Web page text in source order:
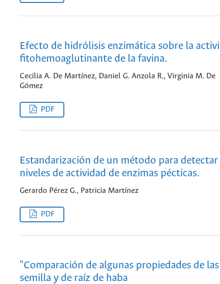
Efecto de hidrólisis enzimática sobre la
fitohemoaglutinante de la favina.
Cecilia A. De Martínez, Daniel G. Anzola R., Virginia M. De
Gómez
PDF
Estandarización de un método para detectar
niveles de actividad de enzimas pécticas.
Gerardo Pérez G., Patricia Martínez
PDF
"Comparación de algunas propiedades de
semilla y de raíz de haba